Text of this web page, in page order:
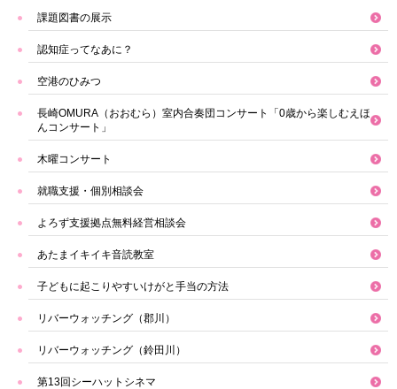
課題図書の展示
認知症ってなあに？
空港のひみつ
長崎OMURA（おおむら）室内合奏団コンサート「0歳から楽しむえほ
んコンサート」
木曜コンサート
就職支援・個別相談会
よろず支援拠点無料経営相談会
あたまイキイキ音読教室
子どもに起こりやすいけがと手当の方法
リバーウォッチング（郡川）
リバーウォッチング（鈴田川）
第13回シーハットシネマ